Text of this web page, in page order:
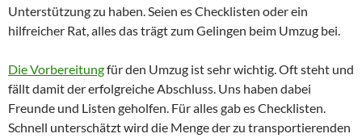
Unterstützung zu haben. Seien es Checklisten oder ein
hilfreicher Rat, alles das trägt zum Gelingen beim Umzug bei.
Die Vorbereitungfür den Umzug ist sehr wichtig. Oft steht und
fällt damit der erfolgreiche Abschluss. Uns haben dabei
Freunde und Listen geholfen. Für alles gab es Checklisten.
Schnell unterschätzt wird die Menge der zu transportierenden